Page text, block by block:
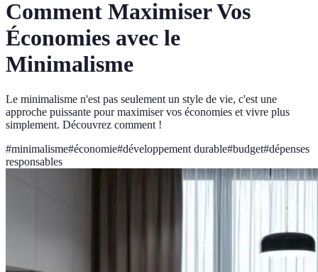
Comment Maximiser Vos
Économies avec le
Minimalisme
Le minimalisme n'est pas seulement un style de vie, c'est une
approche puissante pour maximiser vos économies et vivre plus
simplement. Découvrez comment !
#minimalisme#économie#développement durable#budget#dépenses
responsables